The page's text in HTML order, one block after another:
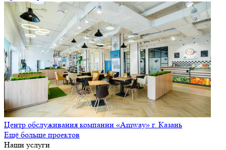
Центр обслуживания компании «Amway» г. Казань
Ещё больше проектов
Наши услуги